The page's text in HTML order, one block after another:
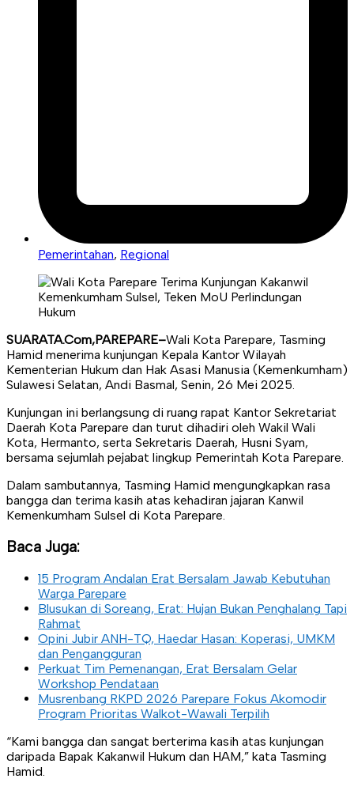
Pemerintahan, Regional
SUARATA.Com,PAREPARE–Wali Kota Parepare, Tasming
Hamid menerima kunjungan Kepala Kantor Wilayah
Kementerian Hukum dan Hak Asasi Manusia (Kemenkumham)
Sulawesi Selatan, Andi Basmal, Senin, 26 Mei 2025.
Kunjungan ini berlangsung di ruang rapat Kantor Sekretariat
Daerah Kota Parepare dan turut dihadiri oleh Wakil Wali
Kota, Hermanto, serta Sekretaris Daerah, Husni Syam,
bersama sejumlah pejabat lingkup Pemerintah Kota Parepare.
Dalam sambutannya, Tasming Hamid mengungkapkan rasa
bangga dan terima kasih atas kehadiran jajaran Kanwil
Kemenkumham Sulsel di Kota Parepare.
Baca Juga:
15 Program Andalan Erat Bersalam Jawab Kebutuhan
Warga Parepare
Blusukan di Soreang, Erat: Hujan Bukan Penghalang Tapi
Rahmat
Opini Jubir ANH-TQ, Haedar Hasan: Koperasi, UMKM
dan Pengangguran
Perkuat Tim Pemenangan, Erat Bersalam Gelar
Workshop Pendataan
Musrenbang RKPD 2026 Parepare Fokus Akomodir
Program Prioritas Walkot-Wawali Terpilih
“Kami bangga dan sangat berterima kasih atas kunjungan
daripada Bapak Kakanwil Hukum dan HAM,” kata Tasming
Hamid.